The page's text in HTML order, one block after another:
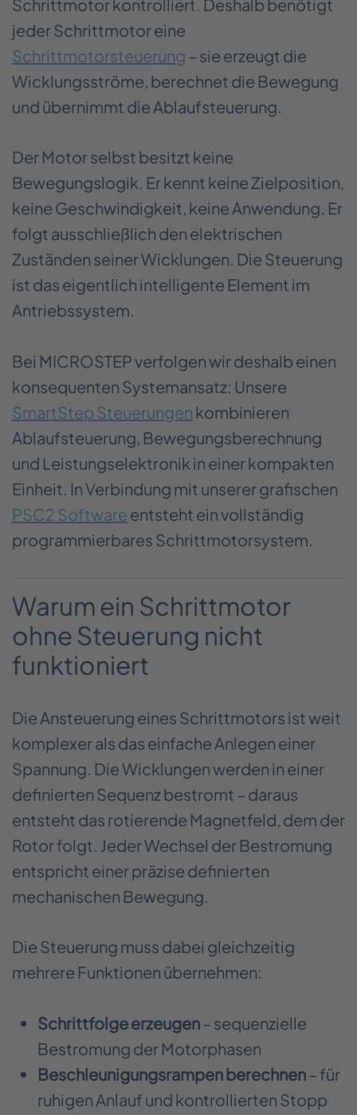
Schrittmotor kontrolliert. Deshalb benötigt
jeder Schrittmotor eine
Schrittmotorsteuerung – sie erzeugt die
Wicklungsströme, berechnet die Bewegung
und übernimmt die Ablaufsteuerung.
Der Motor selbst besitzt keine
Bewegungslogik. Er kennt keine Zielposition,
keine Geschwindigkeit, keine Anwendung. Er
folgt ausschließlich den elektrischen
Zuständen seiner Wicklungen. Die Steuerung
ist das eigentlich intelligente Element im
Antriebssystem.
Bei MICROSTEP verfolgen wir deshalb einen
konsequenten Systemansatz: Unsere
SmartStep Steuerungen kombinieren
Ablaufsteuerung, Bewegungsberechnung
und Leistungselektronik in einer kompakten
Einheit. In Verbindung mit unserer grafischen
PSC2 Software entsteht ein vollständig
programmierbares Schrittmotorsystem.
Warum ein Schrittmotor
ohne Steuerung nicht
funktioniert
Die Ansteuerung eines Schrittmotors ist weit
komplexer als das einfache Anlegen einer
Spannung. Die Wicklungen werden in einer
definierten Sequenz bestromt – daraus
entsteht das rotierende Magnetfeld, dem der
Rotor folgt. Jeder Wechsel der Bestromung
entspricht einer präzise definierten
mechanischen Bewegung.
Die Steuerung muss dabei gleichzeitig
mehrere Funktionen übernehmen:
Schrittfolge erzeugen– sequenzielle
Bestromung der Motorphasen
Beschleunigungsrampen berechnen– für
ruhigen Anlauf und kontrollierten Stopp